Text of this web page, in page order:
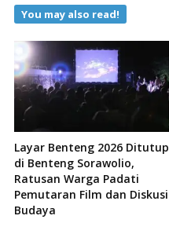
You may also read!
Layar Benteng 2026 Ditutup
di Benteng Sorawolio,
Ratusan Warga Padati
Pemutaran Film dan Diskusi
Budaya